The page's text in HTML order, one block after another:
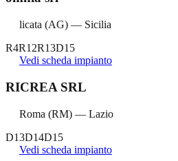
licata (AG) — Sicilia
R4R12R13D15
Vedi scheda impianto
RICREA SRL
Roma (RM) — Lazio
D13D14D15
Vedi scheda impianto